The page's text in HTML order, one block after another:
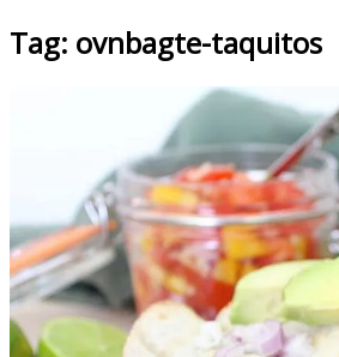
Tag: ovnbagte-taquitos